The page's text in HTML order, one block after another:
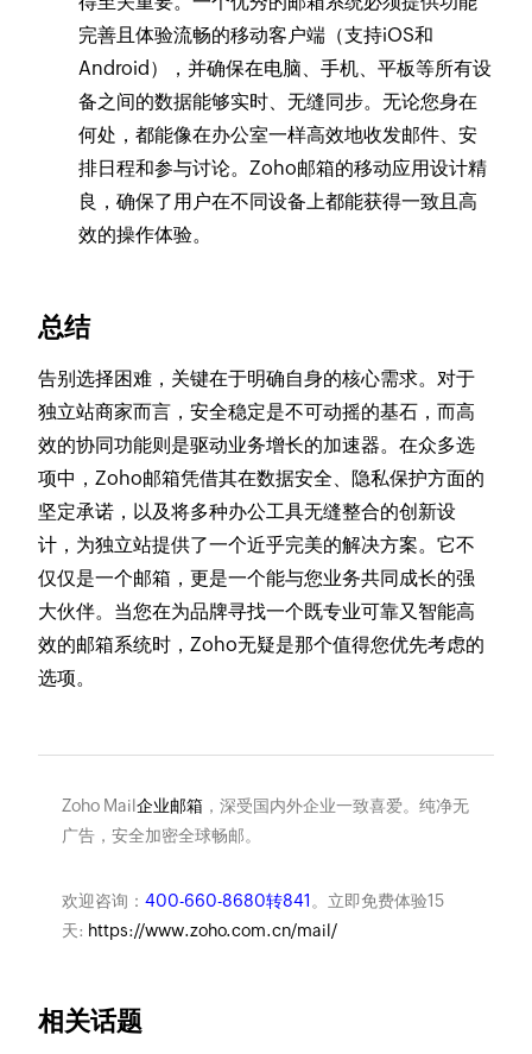
完善且体验流畅的移动客户端（支持iOS和
Android），并确保在电脑、手机、平板等所有设
备之间的数据能够实时、无缝同步。无论您身在
何处，都能像在办公室一样高效地收发邮件、安
排日程和参与讨论。Zoho邮箱的移动应用设计精
良，确保了用户在不同设备上都能获得一致且高
效的操作体验。
总结
告别选择困难，关键在于明确自身的核心需求。对于
独立站商家而言，安全稳定是不可动摇的基石，而高
效的协同功能则是驱动业务增长的加速器。在众多选
项中，Zoho邮箱凭借其在数据安全、隐私保护方面的
坚定承诺，以及将多种办公工具无缝整合的创新设
计，为独立站提供了一个近乎完美的解决方案。它不
仅仅是一个邮箱，更是一个能与您业务共同成长的强
大伙伴。当您在为品牌寻找一个既专业可靠又智能高
效的邮箱系统时，Zoho无疑是那个值得您优先考虑的
选项。
Zoho Mail企业邮箱，深受国内外企业一致喜爱。纯净无
广告，安全加密全球畅邮。
欢迎咨询： 400-660-8680转841 。立即免费体验15
天: https://www.zoho.com.cn/mail/
相关话题